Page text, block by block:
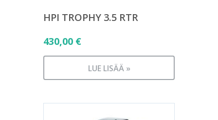
HPI TROPHY 3.5 RTR
430,00 €
LUE LISÄÄ »